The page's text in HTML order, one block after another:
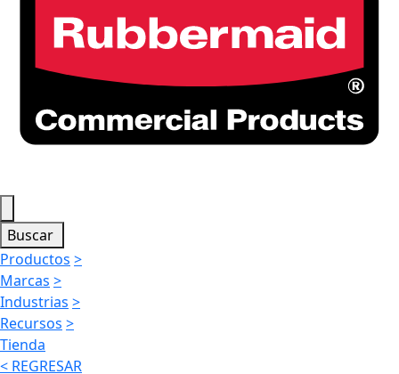
Buscar
Productos >
Marcas >
Industrias >
Recursos >
Tienda
< REGRESAR